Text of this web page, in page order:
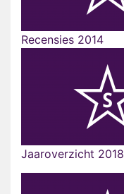
Recensies 2014
Jaaroverzicht